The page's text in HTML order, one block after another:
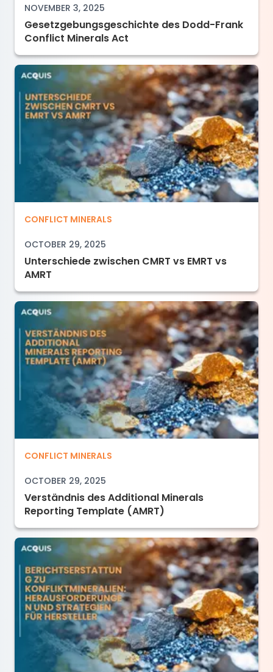
NOVEMBER 3, 2025
Gesetzgebungsgeschichte des Dodd-Frank
Conflict Minerals Act
Unterschiede zwischen CMRT vs EMRT vs
CONFLICT MINERALS
OCTOBER 29, 2025
Unterschiede zwischen CMRT vs EMRT vs
AMRT
Verständnis des Additional Minerals
CONFLICT MINERALS
OCTOBER 29, 2025
Verständnis des Additional Minerals
Reporting Template (AMRT)